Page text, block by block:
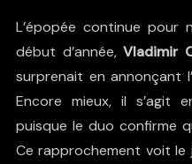
L’épopée continue pour
début d’année,Vladimir
surprenait en annonçant
Encore mieux, il s’agit
puisque le duo confirme
Ce rapprochement voit